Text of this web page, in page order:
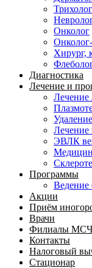
Трихолог
Онколог
Хирург,
Диагностика
Лечение и
Лечение
Лечение
ЭВЛК
Программы
Ведение
Акции
Приём
Врачи
Филиалы
Контакты
Налоговый
Стационар